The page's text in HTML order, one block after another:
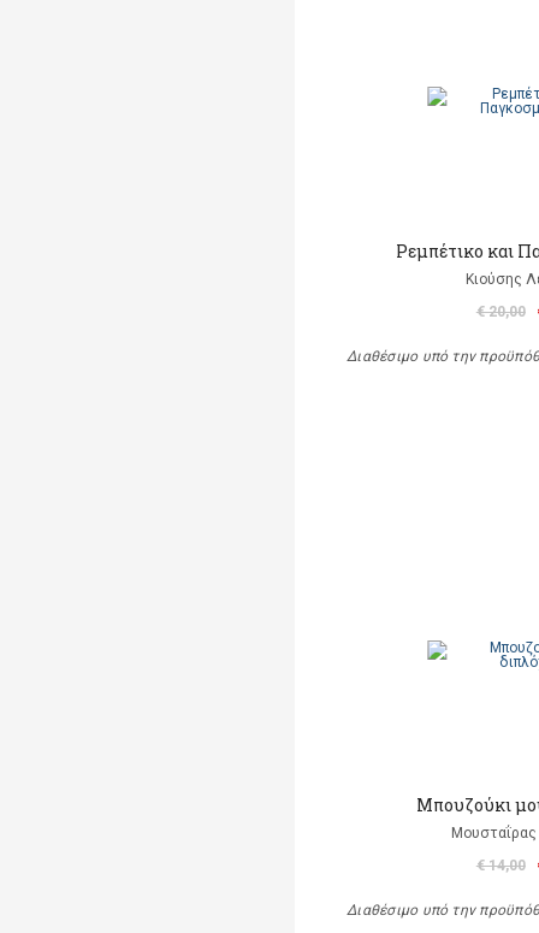
Ρεμπέτικο και
Κιούσης
€ 20,00
Διαθέσιμο υπό την
Μπουζούκι
Μουσταΐρας
€ 14,00
Διαθέσιμο υπό την